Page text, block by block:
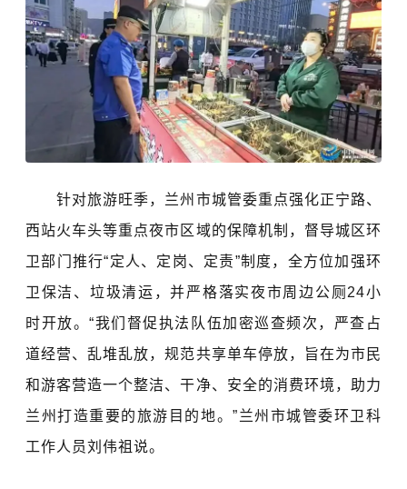
针对旅游旺季，兰州市城管委重点强化正宁路、
西站火车头等重点夜市区域的保障机制，督导城区环
卫部门推行“定人、定岗、定责”制度，全方位加强环
卫保洁、垃圾清运，并严格落实夜市周边公厕24小
时开放。“我们督促执法队伍加密巡查频次，严查占
道经营、乱堆乱放，规范共享单车停放，旨在为市民
和游客营造一个整洁、干净、安全的消费环境，助力
兰州打造重要的旅游目的地。”兰州市城管委环卫科
工作人员刘伟祖说。